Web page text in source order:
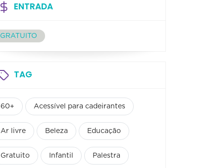
ENTRADA
GRATUITO
TAG
60+ Acessível para cadeirantes
Ar livre Beleza Educação
Gratuito Infantil Palestra